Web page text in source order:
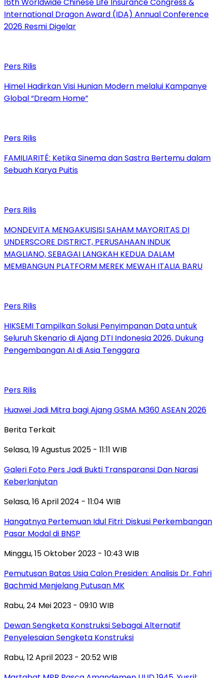
International Dragon Award (IDA) Annual Conference
2026 Resmi Digelar
Pers Rilis
Himel Hadirkan Visi Hunian Modern melalui Kampanye
Global “Dream Home”
Pers Rilis
FAMILIARITÉ: Ketika Sinema dan Sastra Bertemu dalam
Sebuah Karya Puitis
Pers Rilis
MONDEVITA MENGAKUISISI SAHAM MAYORITAS DI
UNDERSCORE DISTRICT, PERUSAHAAN INDUK
MAGLIANO, SEBAGAI LANGKAH KEDUA DALAM
MEMBANGUN PLATFORM MEREK MEWAH ITALIA BARU
Pers Rilis
HIKSEMI Tampilkan Solusi Penyimpanan Data untuk
Seluruh Skenario di Ajang DTI Indonesia 2026, Dukung
Pengembangan AI di Asia Tenggara
Pers Rilis
Huawei Jadi Mitra bagi Ajang GSMA M360 ASEAN 2026
Berita Terkait
Selasa, 19 Agustus 2025 - 11:11 WIB
Galeri Foto Pers Jadi Bukti Transparansi Dan Narasi
Keberlanjutan
Selasa, 16 April 2024 - 11:04 WIB
Hangatnya Pertemuan Idul Fitri: Diskusi Perkembangan
Pasar Modal di BNSP
Minggu, 15 Oktober 2023 - 10:43 WIB
Pemutusan Batas Usia Calon Presiden: Analisis Dr. Fahri
Bachmid Menjelang Putusan MK
Rabu, 24 Mei 2023 - 09:10 WIB
Dewan Sengketa Konstruksi Sebagai Alternatif
Penyelesaian Sengketa Konstruksi
Rabu, 12 April 2023 - 20:52 WIB